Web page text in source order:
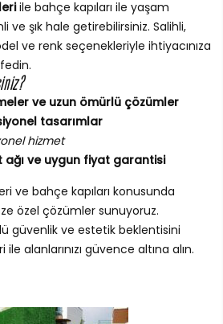
ile bahçe kapıları ile yaşam
ve şık hale getirebilirsiniz. Salihli,
ve renk seçenekleriyle ihtiyacınıza
ve uzun ömürlü çözümler
tasarımlar
hizmet
ağı ve uygun fiyat garantisi
ve bahçe kapıları konusunda
özel çözümler sunuyoruz.
güvenlik ve estetik beklentisini
alanlarınızı güvence altına alın.